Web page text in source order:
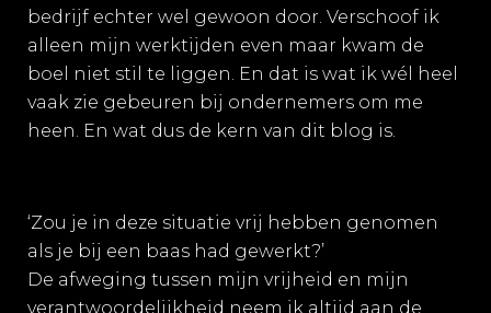
bedrijf echter wel gewoon door. Verschoof ik
alleen mijn werktijden even maar kwam de
boel niet stil te liggen. En dat is wat ik wél heel
vaak zie gebeuren bij ondernemers om me
heen. En wat dus de kern van dit blog is.
‘Zou je in deze situatie vrij hebben genomen
als je bij een baas had gewerkt?’
De afweging tussen mijn vrijheid en mijn
verantwoordelijkheid neem ik altijd aan de